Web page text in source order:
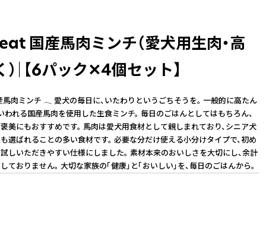
国産馬肉ミンチ（愛犬用生肉・高
｜【6パック✕4個セット】
肉ミンチ 𓂃 愛犬の毎日に、いたわりというごちそうを。 一般的に高たん
われる国産馬肉を使用した生食ミンチ。 毎日のごはんとしてはもちろん、
美にもおすすめです。 馬肉は愛犬用食材として親しまれており、シニア犬
選ばれることの多い食材です。 必要な分だけ使える小分けタイプで、初め
しいただきやすい仕様にしました。 素材本来のおいしさを大切にし、余計
ておりません。 大切な家族の「健康」と「おいしい」を、毎日のごはんから。